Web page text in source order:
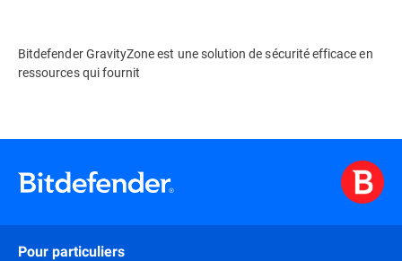
Bitdefender GravityZone est une solution de sécurité efficace en
ressources qui fournit
Pour particuliers